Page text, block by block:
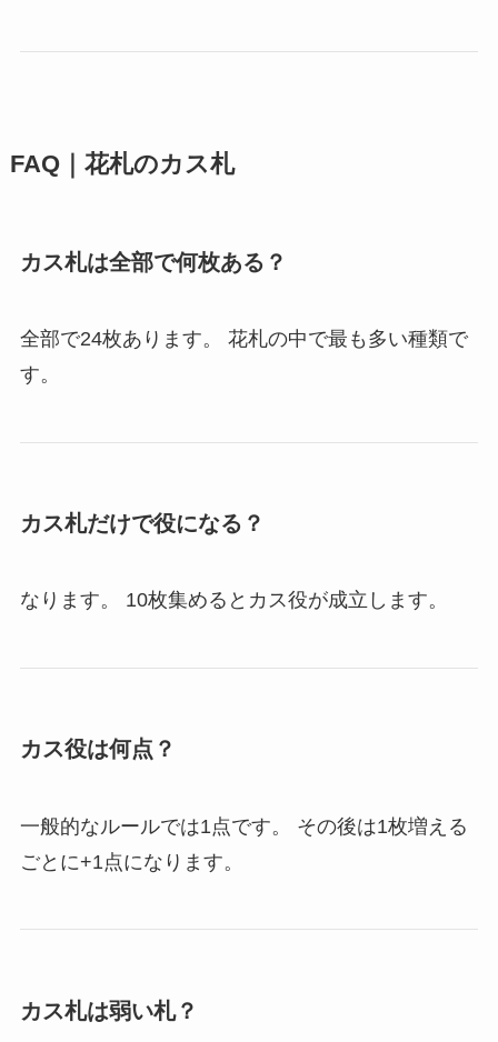
FAQ｜花札のカス札
カス札は全部で何枚ある？
全部で24枚あります。 花札の中で最も多い種類で
す。
カス札だけで役になる？
なります。 10枚集めるとカス役が成立します。
カス役は何点？
一般的なルールでは1点です。 その後は1枚増える
ごとに+1点になります。
カス札は弱い札？